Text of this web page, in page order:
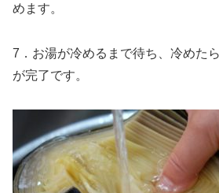
めます。
7．お湯が冷めるまで待ち、冷めた
が完了です。